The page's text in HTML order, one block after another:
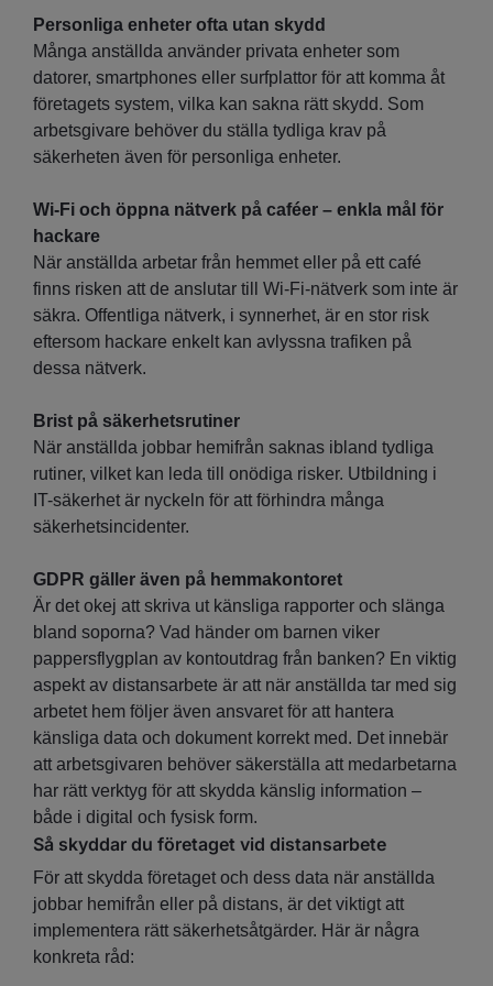
Personliga enheter ofta utan skydd
Många anställda använder privata enheter som
datorer, smartphones eller surfplattor för att komma åt
företagets system, vilka kan sakna rätt skydd. Som
arbetsgivare behöver du ställa tydliga krav på
säkerheten även för personliga enheter.
Wi-Fi och öppna nätverk på caféer – enkla mål för
hackare
När anställda arbetar från hemmet eller på ett café
finns risken att de anslutar till Wi-Fi-nätverk som inte är
säkra. Offentliga nätverk, i synnerhet, är en stor risk
eftersom hackare enkelt kan avlyssna trafiken på
dessa nätverk.
Brist på säkerhetsrutiner
När anställda jobbar hemifrån saknas ibland tydliga
rutiner, vilket kan leda till onödiga risker. Utbildning i
IT-säkerhet är nyckeln för att förhindra många
säkerhetsincidenter.
GDPR gäller även på hemmakontoret
Är det okej att skriva ut känsliga rapporter och slänga
bland soporna? Vad händer om barnen viker
pappersflygplan av kontoutdrag från banken? En viktig
aspekt av distansarbete är att när anställda tar med sig
arbetet hem följer även ansvaret för att hantera
känsliga data och dokument korrekt med. Det innebär
att arbetsgivaren behöver säkerställa att medarbetarna
har rätt verktyg för att skydda känslig information –
både i digital och fysisk form.
Så skyddar du företaget vid distansarbete
För att skydda företaget och dess data när anställda
jobbar hemifrån eller på distans, är det viktigt att
implementera rätt säkerhetsåtgärder. Här är några
konkreta råd: